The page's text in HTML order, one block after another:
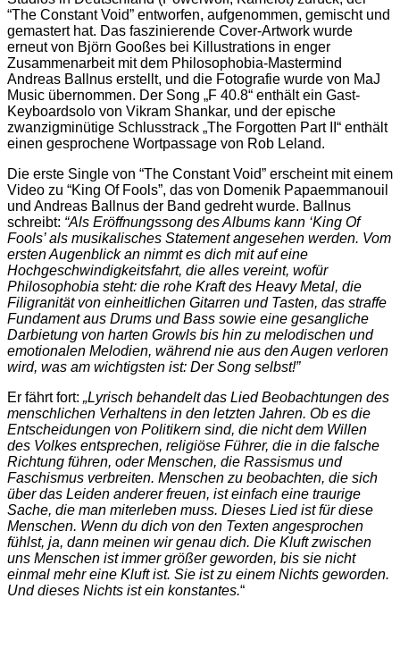
“The Constant Void” entworfen, aufgenommen, gemischt und
gemastert hat. Das faszinierende Cover-Artwork wurde
erneut von Björn Gooßes bei Killustrations in enger
Zusammenarbeit mit dem Philosophobia-Mastermind
Andreas Ballnus erstellt, und die Fotografie wurde von MaJ
Music übernommen. Der Song „F 40.8“ enthält ein Gast-
Keyboardsolo von Vikram Shankar, und der epische
zwanzigminütige Schlusstrack „The Forgotten Part II“ enthält
einen gesprochene Wortpassage von Rob Leland.
Die erste Single von “The Constant Void” erscheint mit einem
Video zu “King Of Fools”, das von Domenik Papaemmanouil
und Andreas Ballnus der Band gedreht wurde. Ballnus
schreibt: “Als Eröffnungssong des Albums kann ‘King Of
Fools’ als musikalisches Statement angesehen werden. Vom
ersten Augenblick an nimmt es dich mit auf eine
Hochgeschwindigkeitsfahrt, die alles vereint, wofür
Philosophobia steht: die rohe Kraft des Heavy Metal, die
Filigranität von einheitlichen Gitarren und Tasten, das straffe
Fundament aus Drums und Bass sowie eine gesangliche
Darbietung von harten Growls bis hin zu melodischen und
emotionalen Melodien, während nie aus den Augen verloren
wird, was am wichtigsten ist: Der Song selbst!”
Er fährt fort: „Lyrisch behandelt das Lied Beobachtungen des
menschlichen Verhaltens in den letzten Jahren. Ob es die
Entscheidungen von Politikern sind, die nicht dem Willen
des Volkes entsprechen, religiöse Führer, die in die falsche
Richtung führen, oder Menschen, die Rassismus und
Faschismus verbreiten. Menschen zu beobachten, die sich
über das Leiden anderer freuen, ist einfach eine traurige
Sache, die man miterleben muss. Dieses Lied ist für diese
Menschen. Wenn du dich von den Texten angesprochen
fühlst, ja, dann meinen wir genau dich. Die Kluft zwischen
uns Menschen ist immer größer geworden, bis sie nicht
einmal mehr eine Kluft ist. Sie ist zu einem Nichts geworden.
Und dieses Nichts ist ein konstantes.“